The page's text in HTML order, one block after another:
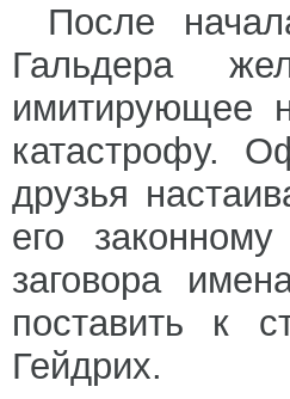
После
Гальдера
имитирующее
катастрофу.
друзья
его
заговора
поставить к
Гейдрих.